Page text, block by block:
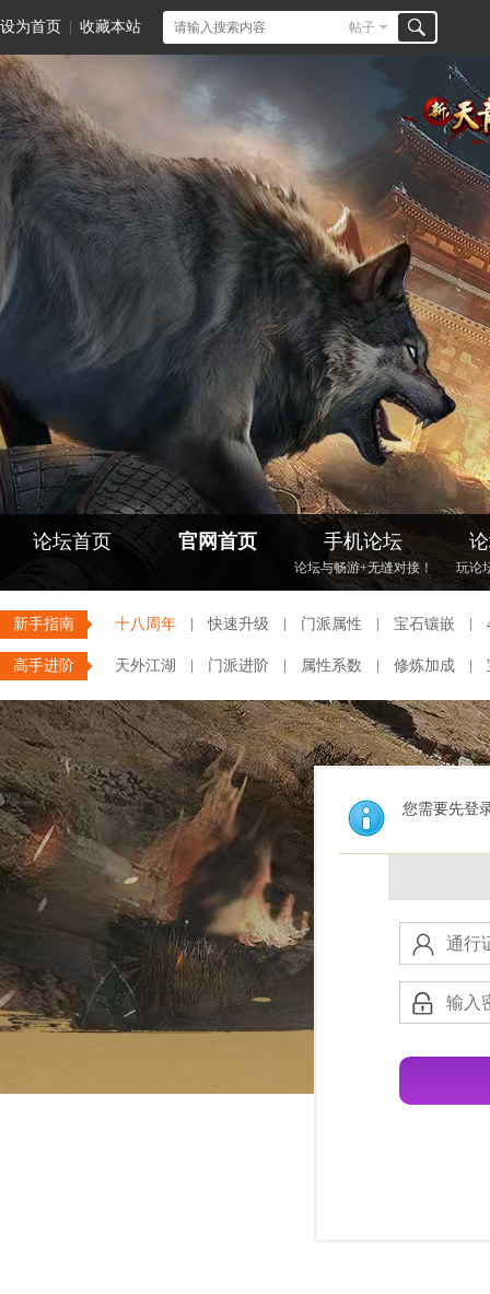
设为首页 收藏本站 帖子
论坛首页 官网首页 手机论坛
论坛与畅游+无缝对接！ 玩论
新手指南 十八周年 快速升级 门派属性 宝石镶嵌
高手进阶 天外江湖 门派进阶 属性系数 修炼加成
您需要先登